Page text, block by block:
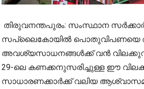
തിരുവനന്തപുരം: സംസ്ഥാന
സപ്ലൈകോയിൽ പൊതുവിപണയെ
അവശ്യസാധനങ്ങൾക്ക് വൻ
29-ലെ കണക്കനുസരിച്ചുള്ള ഈ
സാധാരണക്കാർക്ക് വലിയ